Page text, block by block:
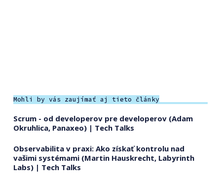
Mohli by vás zaujímať aj tieto články
Scrum - od developerov pre developerov (Adam
Okruhlica, Panaxeo) | Tech Talks
Observabilita v praxi: Ako získať kontrolu nad
vašimi systémami (Martin Hauskrecht, Labyrinth
Labs) | Tech Talks